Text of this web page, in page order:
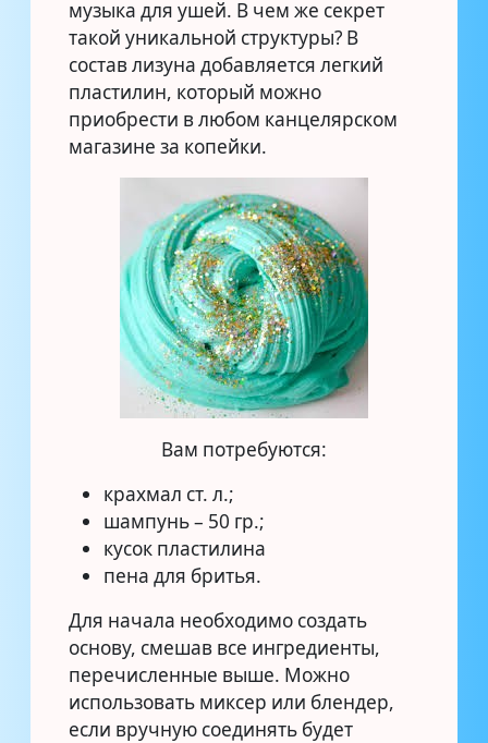
музыка для ушей. В чем же секрет
такой уникальной структуры? В
состав лизуна добавляется легкий
пластилин, который можно
приобрести в любом канцелярском
магазине за копейки.
Вам потребуются:
крахмал ст. л.;
шампунь – 50 гр.;
кусок пластилина
пена для бритья.
Для начала необходимо создать
основу, смешав все ингредиенты,
перечисленные выше. Можно
использовать миксер или блендер,
если вручную соединять будет